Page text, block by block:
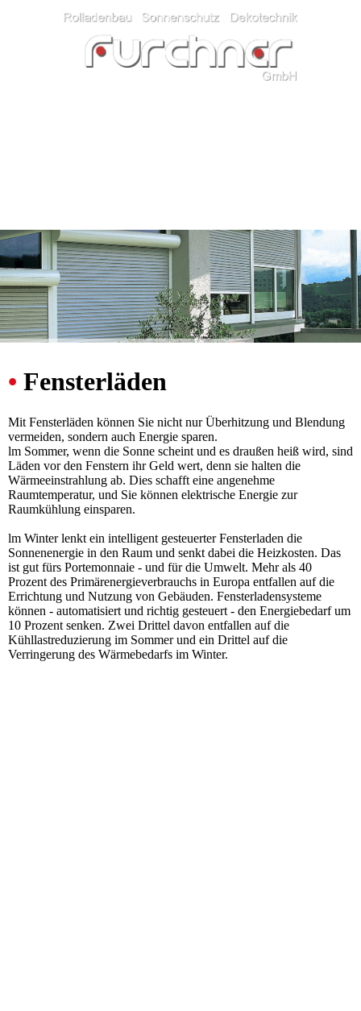
• Fensterläden
Mit Fensterläden können Sie nicht nur Überhitzung und Blendung
vermeiden, sondern auch Energie sparen.
lm Sommer, wenn die Sonne scheint und es draußen heiß wird, sind
Läden vor den Fenstern ihr Geld wert, denn sie halten die
Wärmeeinstrahlung ab. Dies schafft eine angenehme
Raumtemperatur, und Sie können elektrische Energie zur
Raumkühlung einsparen.
lm Winter lenkt ein intelligent gesteuerter Fensterladen die
Sonnenenergie in den Raum und senkt dabei die Heizkosten. Das
ist gut fürs Portemonnaie - und für die Umwelt. Mehr als 40
Prozent des Primärenergieverbrauchs in Europa entfallen auf die
Errichtung und Nutzung von Gebäuden. Fensterladensysteme
können - automatisiert und richtig gesteuert - den Energiebedarf um
10 Prozent senken. Zwei Drittel davon entfallen auf die
Kühllastreduzierung im Sommer und ein Drittel auf die
Verringerung des Wärmebedarfs im Winter.